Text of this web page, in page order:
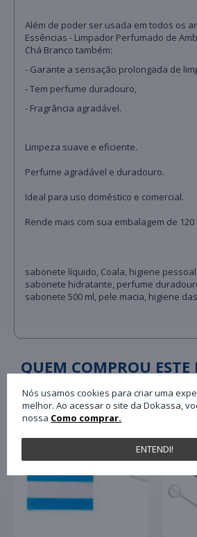
Além de poder ser usada em todos os
Essências - Limpador Perfumado de
Chá Branco também:
- Garante a sensação prolongada de
- Tem perfume duradouro,
- Fragrância agradável.
Limpeza suave e eficiente.
Perfume agradável e duradouro.
Ideal para uso doméstico e comercial.
Rende mais com sua embalagem de 120
sabonete líquido, Coala, higiene
sabonete hidratante, perfume
sabonete 500 ml, pele macia, higiene
QUEM COMPROU
Nós usamos cookies para criar uma
melhor. Ao acessar o site da Dokassa,
nossa Como comprar.
ENTENDI!